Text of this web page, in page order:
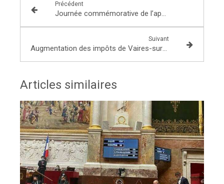
Précédent
Journée commémorative de l’appel du 18 juin à Emerainville
Suivant
Augmentation des impôts de Vaires-sur-Marne : suite du dossier
Articles similaires